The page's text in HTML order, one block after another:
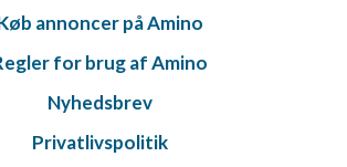
annoncer på Amino
for brug af Amino
Nyhedsbrev
Privatlivspolitik